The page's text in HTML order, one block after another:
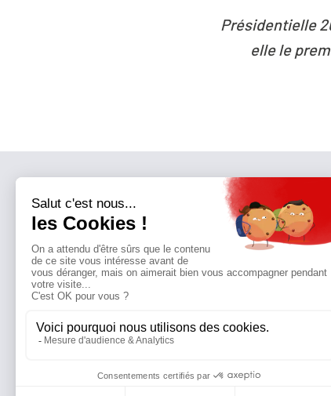
Présidentielle 2027 : la défiance devient
elle le premier parti de France ?
QUI SOMMES-NOUS?MENTIONS LÉGALES
Suivez toutes nos actualités !
NEWSLETTER